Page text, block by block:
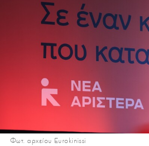
Φωτ. αρχείου Eurokinissi